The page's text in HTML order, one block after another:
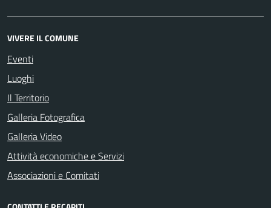
VIVERE IL COMUNE
Eventi
Luoghi
Il Territorio
Galleria Fotografica
Galleria Video
Attività economiche e Servizi
Associazioni e Comitati